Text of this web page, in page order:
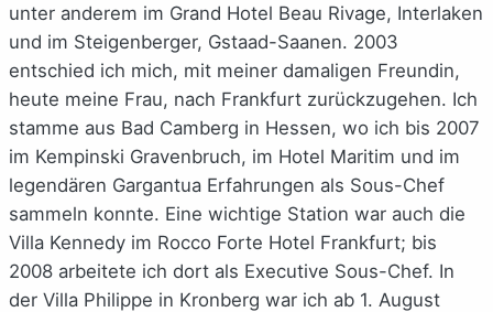
unter anderem im Grand Hotel Beau Rivage, Interlaken
und im Steigenberger, Gstaad-Saanen. 2003
entschied ich mich, mit meiner damaligen Freundin,
heute meine Frau, nach Frankfurt zurückzugehen. Ich
stamme aus Bad Camberg in Hessen, wo ich bis 2007
im Kempinski Gravenbruch, im Hotel Maritim und im
legendären Gargantua Erfahrungen als Sous-Chef
sammeln konnte. Eine wichtige Station war auch die
Villa Kennedy im Rocco Forte Hotel Frankfurt; bis
2008 arbeitete ich dort als Executive Sous-Chef. In
der Villa Philippe in Kronberg war ich ab 1. August